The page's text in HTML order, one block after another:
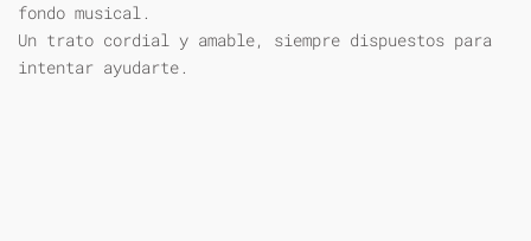
fondo musical.
Un trato cordial y amable, siempre dispuestos para
intentar ayudarte.